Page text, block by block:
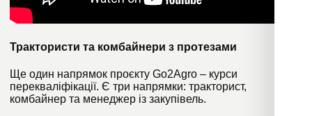
Трактористи та комбайнери з протезами
Ще один напрямок проєкту Go2Agro – курси
перекваліфікації. Є три напрямки: тракторист,
комбайнер та менеджер із закупівель.